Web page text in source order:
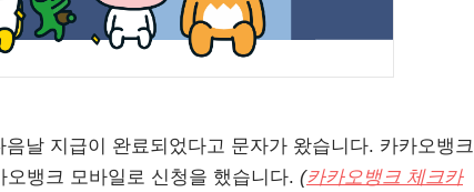
날 지급이 완료되었다고 문자가 왔습니다. 카카오뱅크
뱅크 모바일로 신청을 했습니다. (카카오뱅크 체크카